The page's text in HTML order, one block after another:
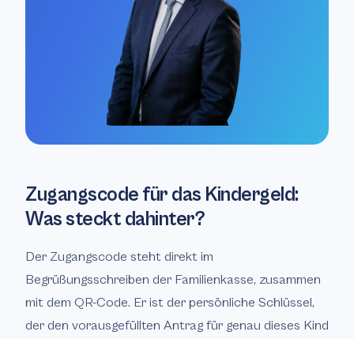
Zugangscode für das Kindergeld:
Was steckt dahinter?
Der Zugangscode steht direkt im
Begrüßungsschreiben der Familienkasse, zusammen
mit dem QR-Code. Er ist der persönliche Schlüssel,
der den vorausgefüllten Antrag für genau dieses Kind